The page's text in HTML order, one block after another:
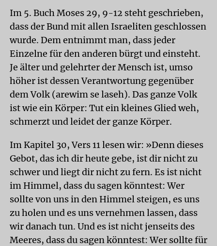
Im 5. Buch Moses 29, 9-12 steht geschrieben,
dass der Bund mit allen Israeliten geschlossen
wurde. Dem entnimmt man, dass jeder
Einzelne für den anderen bürgt und einsteht.
Je älter und gelehrter der Mensch ist, umso
höher ist dessen Verantwortung gegenüber
dem Volk (arewim se laseh). Das ganze Volk
ist wie ein Körper: Tut ein kleines Glied weh,
schmerzt und leidet der ganze Körper.
Im Kapitel 30, Vers 11 lesen wir: »Denn dieses
Gebot, das ich dir heute gebe, ist dir nicht zu
schwer und liegt dir nicht zu fern. Es ist nicht
im Himmel, dass du sagen könntest: Wer
sollte von uns in den Himmel steigen, es uns
zu holen und es uns vernehmen lassen, dass
wir danach tun. Und es ist nicht jenseits des
Meeres, dass du sagen könntest: Wer sollte für